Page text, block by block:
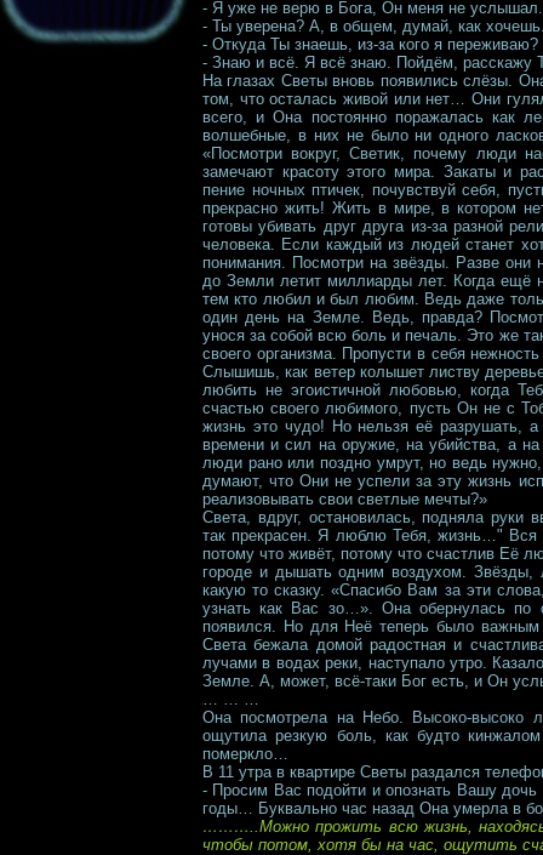
- Я уже не верю в Бога, Он меня не услышал.
- Ты уверена? А, в общем, думай, как
- Откуда Ты знаешь, из-за кого я переживаю?
- Знаю и всё. Я всё знаю. Пойдём, расскажу
На глазах Светы вновь появились слёзы.
том, что осталась живой или нет… Они
всего, и Она постоянно поражалась как
волшебные, в них не было ни одного
«Посмотри вокруг, Светик, почему люди
замечают красоту этого мира. Закаты и
пение ночных птичек, почувствуй себя,
прекрасно жить! Жить в мире, в котором
готовы убивать друг друга из-за разной
человека. Если каждый из людей станет
понимания. Посмотри на звёзды. Разве они
до Земли летит миллиарды лет. Когда ещё
тем кто любил и был любим. Ведь даже
один день на Земле. Ведь, правда?
унося за собой всю боль и печаль. Это же
своего организма. Пропусти в себя
Слышишь, как ветер колышет листву
любить не эгоистичной любовью, когда
счастью своего любимого, пусть Он не с
жизнь это чудо! Но нельзя её разрушать,
времени и сил на оружие, на убийства, а
люди рано или поздно умрут, но ведь
думают, что Они не успели за эту жизнь
реализовывать свои светлые мечты?»
Света, вдруг, остановилась, подняла руки
так прекрасен. Я люблю Тебя, жизнь…" Вся
потому что живёт, потому что счастлив Её
городе и дышать одним воздухом. Звёзды,
какую то сказку. «Спасибо Вам за эти
узнать как Вас зо…». Она обернулась по
появился. Но для Неё теперь было важным
Света бежала домой радостная и
лучами в водах реки, наступало утро.
Земле. А, может, всё-таки Бог есть, и Он
… … …
Она посмотрела на Небо. Высоко-высоко
ощутила резкую боль, как будто
померкло…
В 11 утра в квартире Светы раздался
- Просим Вас подойти и опознать Вашу
годы… Буквально час назад Она умерла в
………..Можно прожить всю жизнь,
чтобы потом, хотя бы на час, ощутить